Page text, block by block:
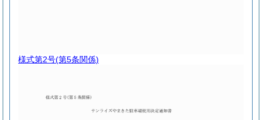
様式第2号(第5条関係)